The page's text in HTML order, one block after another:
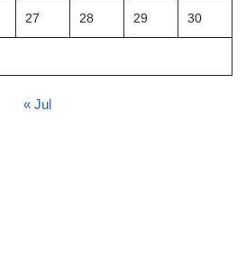
27 28 29 30
« Jul